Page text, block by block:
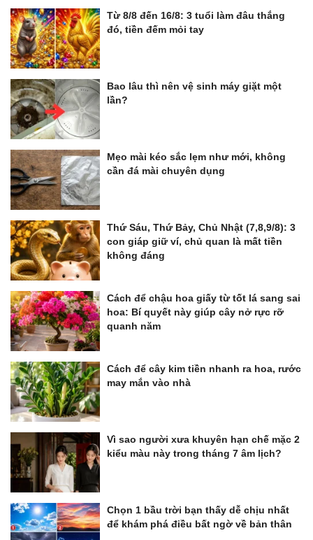
Từ 8/8 đến 16/8: 3 tuổi làm đâu thắng
đó, tiền đếm mỏi tay
Bao lâu thì nên vệ sinh máy giặt một
lần?
Mẹo mài kéo sắc lẹm như mới, không
cần đá mài chuyên dụng
Thứ Sáu, Thứ Bảy, Chủ Nhật (7,8,9/8): 3
con giáp giữ ví, chủ quan là mất tiền
không đáng
Cách để chậu hoa giấy từ tốt lá sang sai
hoa: Bí quyết này giúp cây nở rực rỡ
quanh năm
Cách để cây kim tiền nhanh ra hoa, rước
may mắn vào nhà
Vì sao người xưa khuyên hạn chế mặc 2
kiểu màu này trong tháng 7 âm lịch?
Chọn 1 bầu trời bạn thấy dễ chịu nhất
để khám phá điều bất ngờ về bản thân